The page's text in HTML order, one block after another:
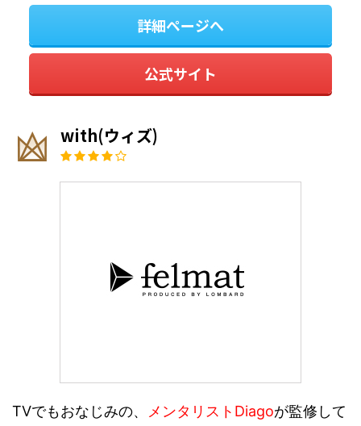
詳細ページへ
公式サイト
with(ウィズ)
TVでもおなじみの、 メンタリストDiagoが監修して